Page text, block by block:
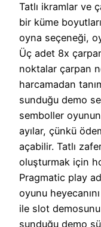
Tatlı ikramlar ve
bir küme
oyna seçeneği,
Üç adet 8x
noktalar çarpan
harcamadan
sunduğu demo
semboller
ayılar, çünkü
açabilir. Tatlı
oluşturmak için
Pragmatic play
oyunu
ile slot
sunduğu demo